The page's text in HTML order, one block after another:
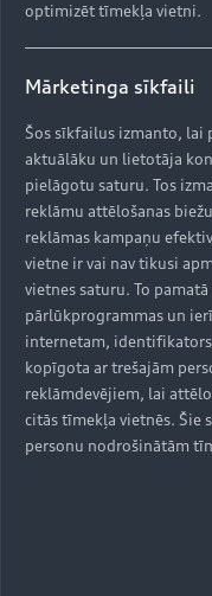
• Audi skaņas
• Audi virtuālā
• mono.pur 550
kombinācija
• Centrālais rokas
• Salona
automātisku
optimizēt tīmekļa vietni.
Mārketinga sīkfaili
Šos sīkfailus izmanto, lai
aktuālāku un lietotāja
pielāgotu saturu. Tos
reklāmu attēlošanas
reklāmas kampaņu
vietne ir vai nav tikusi
vietnes saturu. To
pārlūkprogrammas un
internetam,
kopīgota ar trešajām
reklāmdevējiem, lai
citās tīmekļa vietnēs. Šie
personu nodrošinātām